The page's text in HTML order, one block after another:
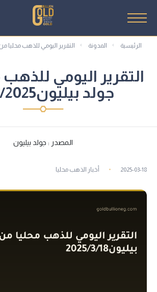
الرئيسية المدونة التقرير اليومي للذهب محليا من
التقرير اليومي
جولد بيليون18/3/2025
المصدر : جولد بيليون
2025-03-18 أخبار الذهب محليا